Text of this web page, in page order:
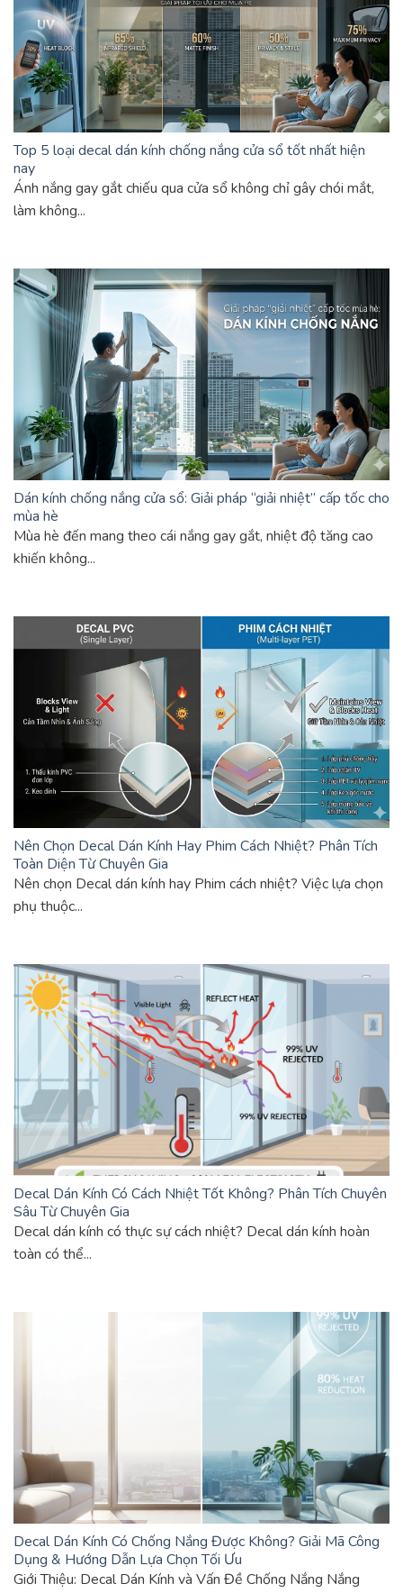
Top 5 loại decal dán kính chống nắng cửa sổ tốt nhất hiện
nay
Ánh nắng gay gắt chiếu qua cửa sổ không chỉ gây chói mắt,
làm không...
Dán kính chống nắng cửa sổ: Giải pháp “giải nhiệt” cấp tốc cho
mùa hè
Mùa hè đến mang theo cái nắng gay gắt, nhiệt độ tăng cao
khiến không...
Nên Chọn Decal Dán Kính Hay Phim Cách Nhiệt? Phân Tích
Toàn Diện Từ Chuyên Gia
Nên chọn Decal dán kính hay Phim cách nhiệt? Việc lựa chọn
phụ thuộc...
Decal Dán Kính Có Cách Nhiệt Tốt Không? Phân Tích Chuyên
Sâu Từ Chuyên Gia
Decal dán kính có thực sự cách nhiệt? Decal dán kính hoàn
toàn có thể...
Decal Dán Kính Có Chống Nắng Được Không? Giải Mã Công
Dụng & Hướng Dẫn Lựa Chọn Tối Ưu
Giới Thiệu: Decal Dán Kính và Vấn Đề Chống Nắng Nắng